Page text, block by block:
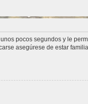
pocos segundos y le
asegúrese de estar